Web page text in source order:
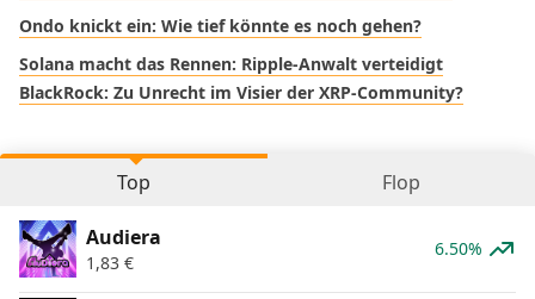
Ondo knickt ein: Wie tief könnte es noch gehen?
Solana macht das Rennen: Ripple-Anwalt verteidigt
BlackRock: Zu Unrecht im Visier der XRP-Community?
Top Flop
Audiera
1,83 €
6.50%